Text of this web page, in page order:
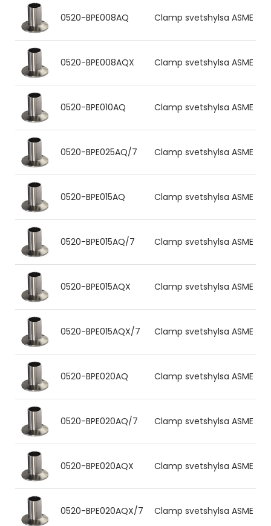
0520-BPE008AQ Clamp svetshylsa ASME
0520-BPE008AQX Clamp svetshylsa ASME
0520-BPE010AQ Clamp svetshylsa ASME
0520-BPE025AQ/7 Clamp svetshylsa ASME
0520-BPE015AQ Clamp svetshylsa ASME BPE
0520-BPE015AQ/7 Clamp svetshylsa ASME BPE
0520-BPE015AQX Clamp svetshylsa ASME
0520-BPE015AQX/7 Clamp svetshylsa ASME
0520-BPE020AQ Clamp svetshylsa ASME
0520-BPE020AQ/7 Clamp svetshylsa ASME BPE
0520-BPE020AQX Clamp svetshylsa ASME
0520-BPE020AQX/7 Clamp svetshylsa ASME